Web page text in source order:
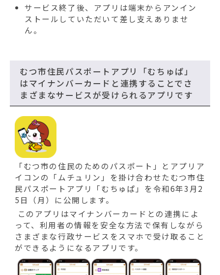
サービス終了後、アプリは端末からアンイン
ストールしていただいて差し支えありませ
ん。
むつ市住民パスポートアプリ「むちゅぱ」
はマイナンバーカードと連携することでさ
まざまなサービスが受けられるアプリです
「むつ市の住民のためのパスポート」とアプリア
イコンの「ムチュリン」を掛け合わせたむつ市住
民パスポートアプリ「むちゅぱ」を令和6年3月2
5日（月）に公開します。
このアプリはマイナンバーカードとの連携によ
って、利用者の情報を安全な方法で保有しながら
さまざまな行政サービスをスマホで受け取ること
ができるようになるアプリです。